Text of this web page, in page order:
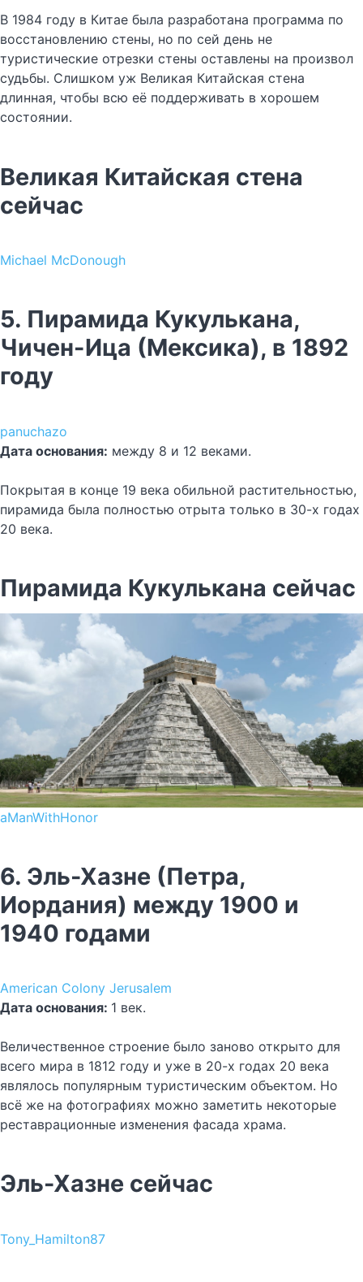
В 1984 году в Китае была разработана программа по
восстановлению стены, но по сей день не
туристические отрезки стены оставлены на произвол
судьбы. Слишком уж Великая Китайская стена
длинная, чтобы всю её поддерживать в хорошем
состоянии.
Великая Китайская стена
сейчас
Michael McDonough
5. Пирамида Кукулькана,
Чичен-Ица (Мексика), в 1892
году
panuchazo
Дата основания: между 8 и 12 веками.
Покрытая в конце 19 века обильной растительностью,
пирамида была полностью отрыта только в 30-х годах
20 века.
Пирамида Кукулькана сейчас
aManWithHonor
6. Эль-Хазне (Петра,
Иордания) между 1900 и
1940 годами
American Colony Jerusalem
Дата основания: 1 век.
Величественное строение было заново открыто для
всего мира в 1812 году и уже в 20-х годах 20 века
являлось популярным туристическим объектом. Но
всё же на фотографиях можно заметить некоторые
реставрационные изменения фасада храма.
Эль-Хазне сейчас
Tony_Hamilton87